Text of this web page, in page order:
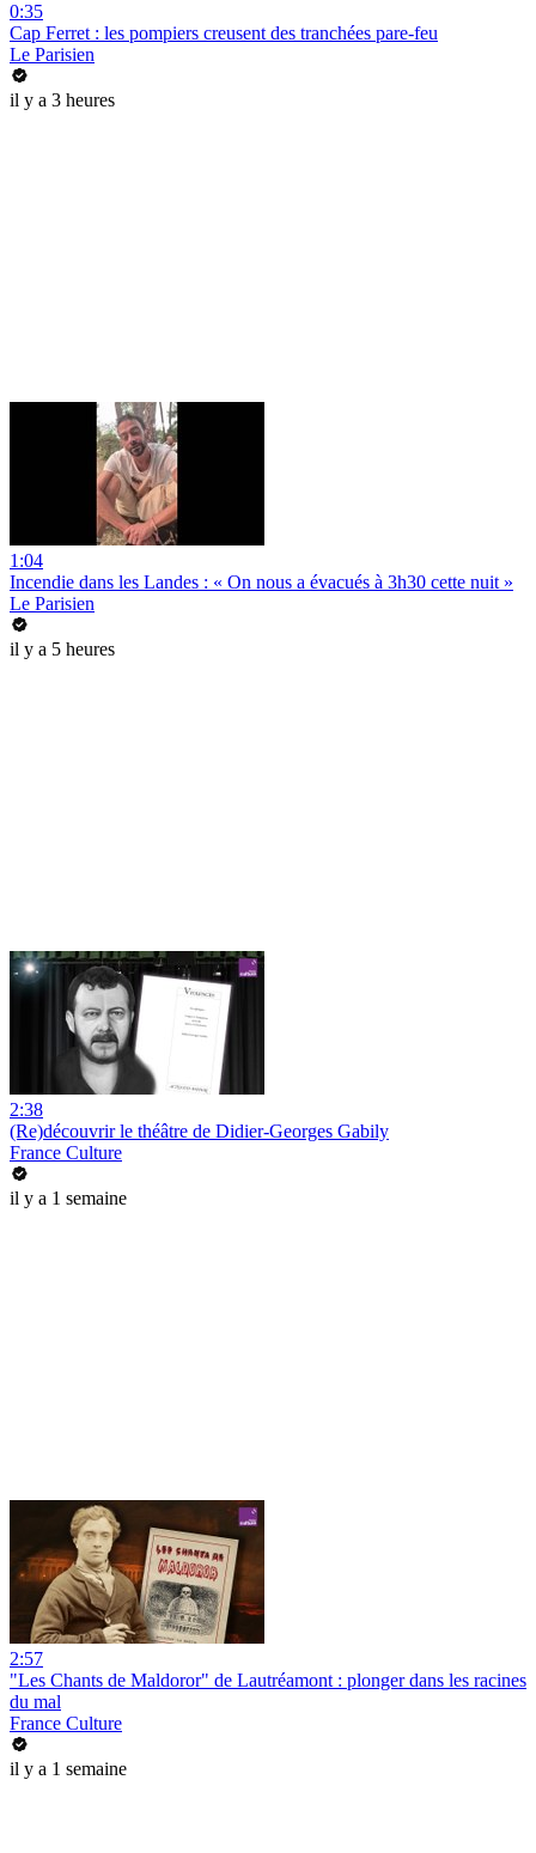
0:35
Cap Ferret : les pompiers creusent des tranchées pare-feu
Le Parisien
il y a 3 heures
1:04
Incendie dans les Landes : « On nous a évacués à 3h30 cette nuit »
Le Parisien
il y a 5 heures
2:38
(Re)découvrir le théâtre de Didier-Georges Gabily
France Culture
il y a 1 semaine
2:57
"Les Chants de Maldoror" de Lautréamont : plonger dans les racines
du mal
France Culture
il y a 1 semaine